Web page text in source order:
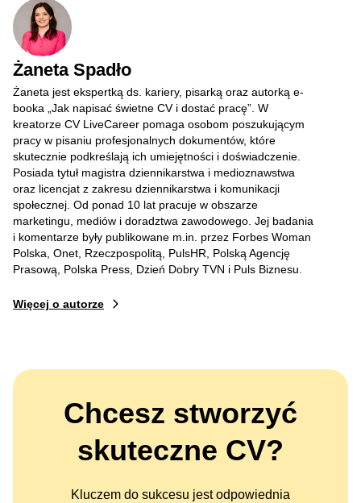
Żaneta Spadło
Żaneta jest ekspertką ds. kariery, pisarką oraz autorką e-
booka „Jak napisać świetne CV i dostać pracę”. W
kreatorze CV LiveCareer pomaga osobom poszukującym
pracy w pisaniu profesjonalnych dokumentów, które
skutecznie podkreślają ich umiejętności i doświadczenie.
Posiada tytuł magistra dziennikarstwa i medioznawstwa
oraz licencjat z zakresu dziennikarstwa i komunikacji
społecznej. Od ponad 10 lat pracuje w obszarze
marketingu, mediów i doradztwa zawodowego. Jej badania
i komentarze były publikowane m.in. przez Forbes Woman
Polska, Onet, Rzeczpospolitą, PulsHR, Polską Agencję
Prasową, Polska Press, Dzień Dobry TVN i Puls Biznesu.
Więcej o autorze
Chcesz stworzyć
skuteczne CV?
Kluczem do sukcesu jest odpowiednia